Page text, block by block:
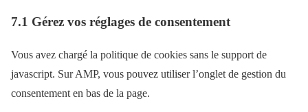
sc
7.1 Gérez vos réglages de consentement
Vous avez chargé la politique de cookies sans le support de
javascript. Sur AMP, vous pouvez utiliser l’onglet de gestion du
consentement en bas de la page.